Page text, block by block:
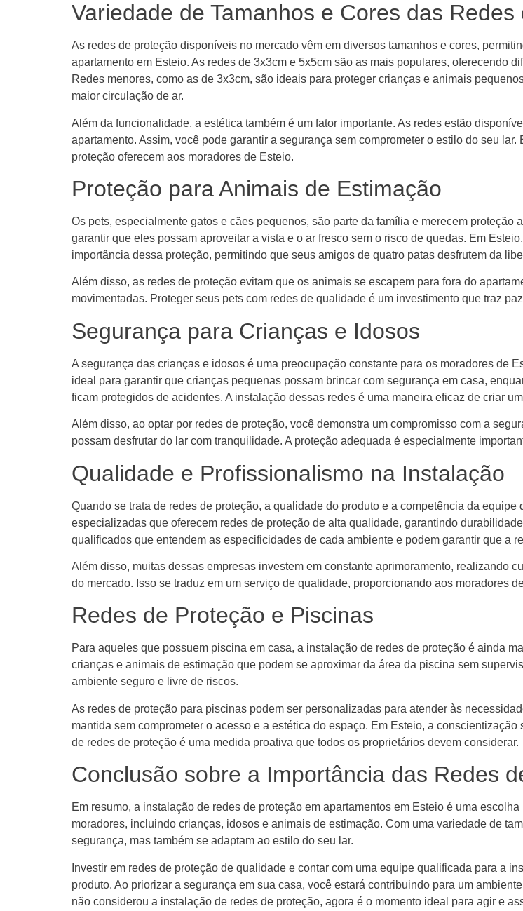
Variedade de Tamanhos e Cores das Redes
As redes de proteção disponíveis no mercado vêm em diversos tamanhos e cores,
apartamento em Esteio. As redes de 3x3cm e 5x5cm são as mais populares, oferecendo
Redes menores, como as de 3x3cm, são ideais para proteger crianças e animais
maior circulação de ar.
Além da funcionalidade, a estética também é um fator importante. As redes estão
apartamento. Assim, você pode garantir a segurança sem comprometer o estilo do seu
proteção oferecem aos moradores de Esteio.
Proteção para Animais de Estimação
Os pets, especialmente gatos e cães pequenos, são parte da família e merecem
garantir que eles possam aproveitar a vista e o ar fresco sem o risco de quedas. Em
importância dessa proteção, permitindo que seus amigos de quatro patas desfrutem da
Além disso, as redes de proteção evitam que os animais se escapem para fora do
movimentadas. Proteger seus pets com redes de qualidade é um investimento que traz
Segurança para Crianças e Idosos
A segurança das crianças e idosos é uma preocupação constante para os moradores de
ideal para garantir que crianças pequenas possam brincar com segurança em casa,
ficam protegidos de acidentes. A instalação dessas redes é uma maneira eficaz de criar
Além disso, ao optar por redes de proteção, você demonstra um compromisso com a
possam desfrutar do lar com tranquilidade. A proteção adequada é especialmente
Qualidade e Profissionalismo na Instalação
Quando se trata de redes de proteção, a qualidade do produto e a competência da
especializadas que oferecem redes de proteção de alta qualidade, garantindo
qualificados que entendem as especificidades de cada ambiente e podem garantir que a
Além disso, muitas dessas empresas investem em constante aprimoramento, realizando
do mercado. Isso se traduz em um serviço de qualidade, proporcionando aos moradores
Redes de Proteção e Piscinas
Para aqueles que possuem piscina em casa, a instalação de redes de proteção é ainda
crianças e animais de estimação que podem se aproximar da área da piscina sem
ambiente seguro e livre de riscos.
As redes de proteção para piscinas podem ser personalizadas para atender às
mantida sem comprometer o acesso e a estética do espaço. Em Esteio, a
de redes de proteção é uma medida proativa que todos os proprietários devem considerar.
Conclusão sobre a Importância das Redes
Em resumo, a instalação de redes de proteção em apartamentos em Esteio é uma
moradores, incluindo crianças, idosos e animais de estimação. Com uma variedade de
segurança, mas também se adaptam ao estilo do seu lar.
Investir em redes de proteção de qualidade e contar com uma equipe qualificada para a
produto. Ao priorizar a segurança em sua casa, você estará contribuindo para um
não considerou a instalação de redes de proteção, agora é o momento ideal para agir e